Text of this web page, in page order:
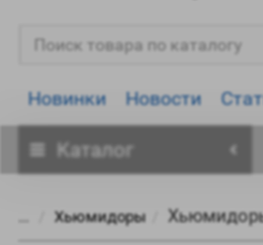
Новинки Новости
Каталог
Хьюмидоры